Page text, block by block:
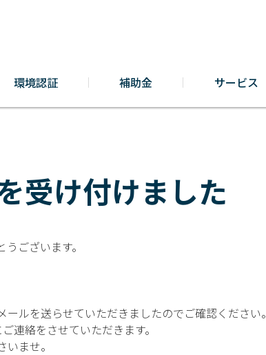
受け付けました
ございます。
ルを送らせていただきましたのでご確認ください。
連絡をさせていただきます。
ませ。
環境認証 補助金 サービス